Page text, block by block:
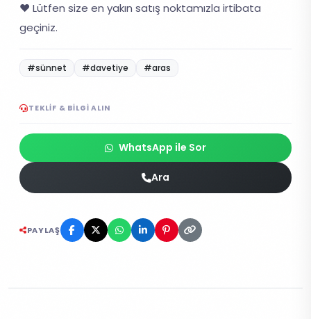
❤️ Lütfen size en yakın satış noktamızla irtibata
geçiniz.
#sünnet #davetiye #aras
TEKLIF & BILGI ALIN
WhatsApp ile Sor
Ara
PAYLAŞ